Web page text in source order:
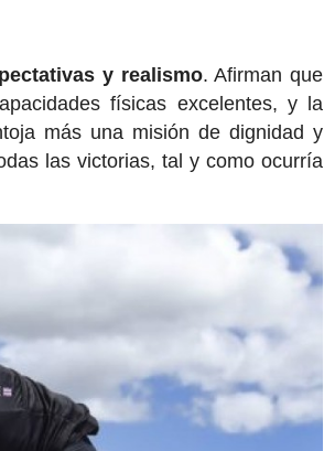
y realismo. Afirman que
físicas excelentes, y la
más una misión de dignidad y
las victorias, tal y como ocurría